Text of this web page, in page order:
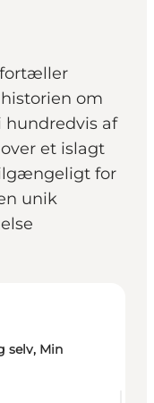
fortæller
om
af
et islagt
for
unik
selv, Min